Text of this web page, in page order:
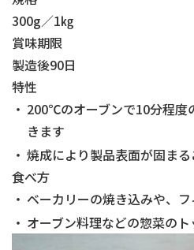
300g／1㎏
賞味期限
製造後90日
特性
200℃のオーブンで10分程度
きます
焼成により製品表面が固ま
食べ方
ベーカリーの焼き込みや、
オーブン料理などの惣菜の